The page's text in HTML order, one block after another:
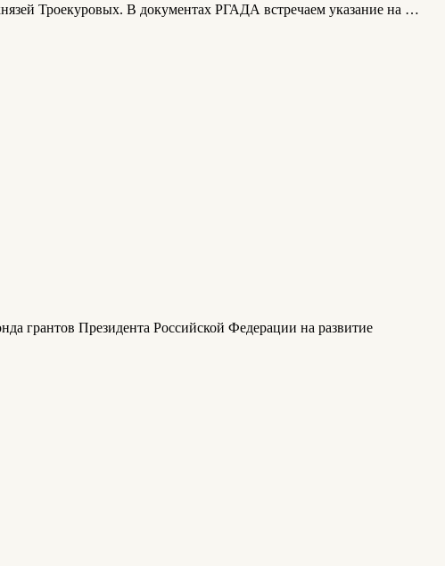
Троекуровых. В документах РГАДА встречаем указание на …
грантов Президента Российской Федерации на развитие